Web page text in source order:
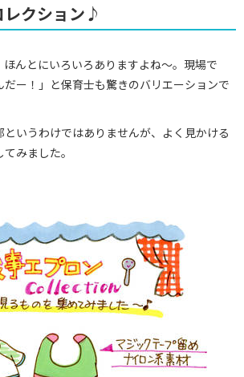
レクション♪
んとにいろいろありますよね～。現場で
ー！」と保育士も驚きのバリエーションで
いうわけではありませんが、よく見かける
みました。